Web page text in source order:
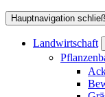
Hauptnavigation
Landwirtschaft